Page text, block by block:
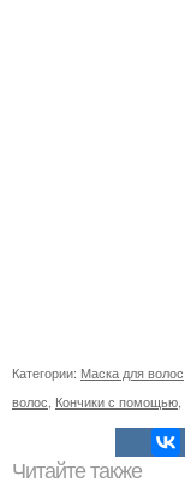
Категории: Маска для волос
волос Кончики с помощью
Читайте также